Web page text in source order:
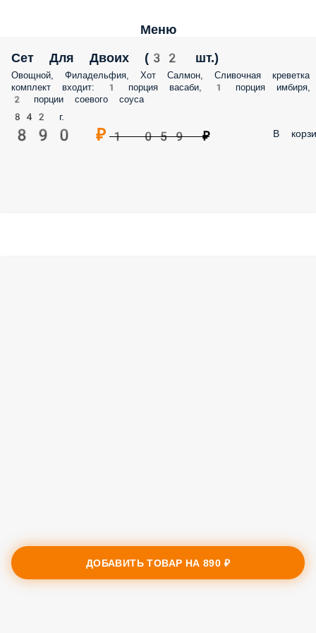
Меню
Сет Для Двоих (32 шт.)
Овощной, Филадельфия, Хот Салмон, Сливочная
комплект входит: 1 порция васаби, 1 порция имбиря,
2 порции соевого соуса
842 г.
890 ₽ 1 059 ₽ В
ДОБАВИТЬ ТОВАР НА890 ₽